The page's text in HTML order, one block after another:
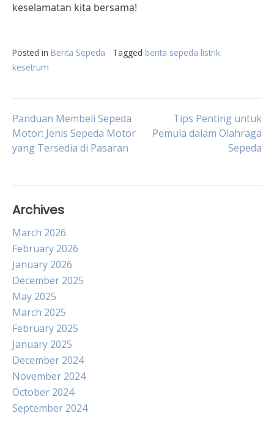
keselamatan kita bersama!
Posted in Berita Sepeda Tagged berita sepeda listrik
kesetrum
Post
navigation
Panduan Membeli Sepeda
Motor: Jenis Sepeda Motor
yang Tersedia di Pasaran
Tips Penting untuk
Pemula dalam Olahraga
Sepeda
Archives
March 2026
February 2026
January 2026
December 2025
May 2025
March 2025
February 2025
January 2025
December 2024
November 2024
October 2024
September 2024